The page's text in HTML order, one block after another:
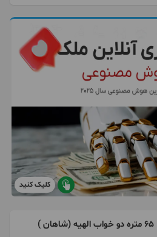
کلیک کنید
۶۵ متره دو خواب الهیه (شاهان )